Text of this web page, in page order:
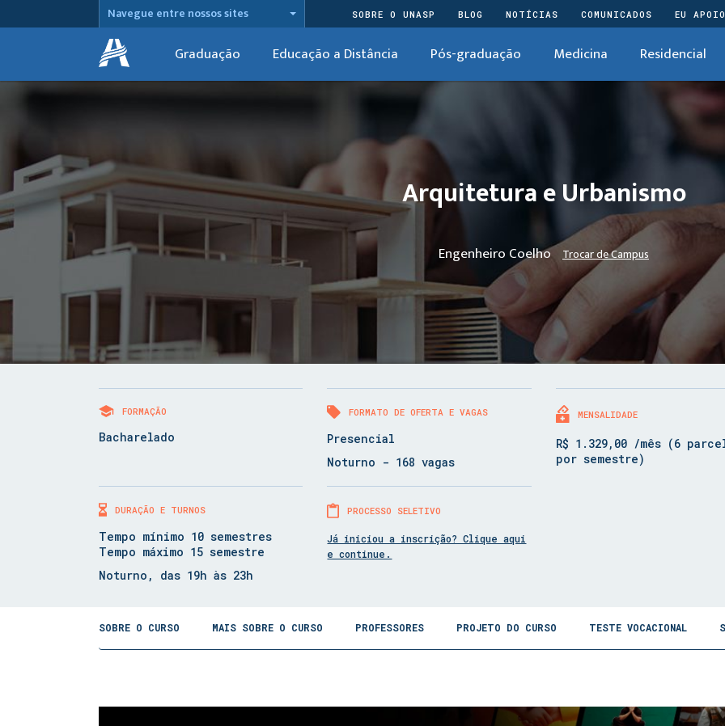
Navegue entre nossos sites SOBRE O UNASP BLOG NOTÍCIAS COMUNICADOS EU APOIO
Graduação Educação a Distância Pós-graduação Medicina Residencial
Arquitetura e Urbanismo
Engenheiro Coelho Trocar de Campus
FORMAÇÃO
Bacharelado
FORMATO DE OFERTA E VAGAS
Presencial
Noturno - 168 vagas
MENSALIDADE
R$ 1.329,00 /mês (6
por semestre)
DURAÇÃO E TURNOS
Tempo mínimo 10 semestres
Tempo máximo 15 semestre
Noturno, das 19h às 23h
PROCESSO SELETIVO
Já iniciou a inscrição? Clique aqui
e continue.
SOBRE O CURSO MAIS SOBRE O CURSO PROFESSORES PROJETO DO CURSO TESTE VOCACIONAL